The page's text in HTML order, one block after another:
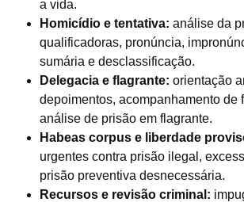
a vida.
Homicídio e tentativa: análise da
qualificadoras, pronúncia,
sumária e desclassificação.
Delegacia e flagrante: orientação
depoimentos, acompanhamento de
análise de prisão em flagrante.
Habeas corpus e liberdade
urgentes contra prisão ilegal,
prisão preventiva desnecessária.
Recursos e revisão criminal: